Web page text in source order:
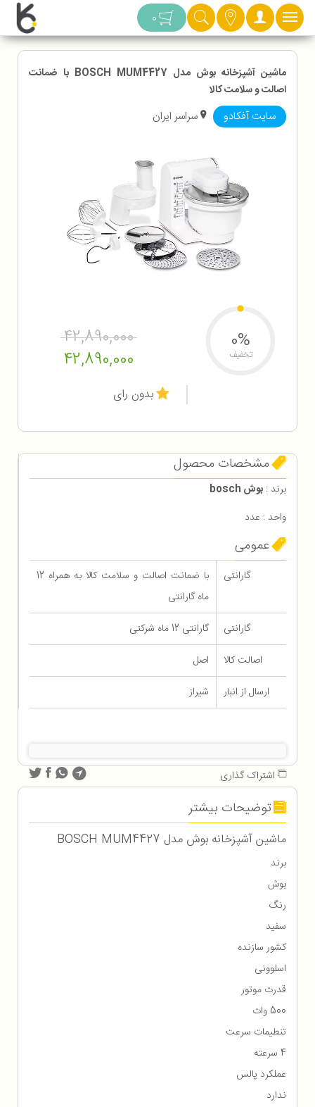
دسته بندی 0
ماشین آشپزخانه بوش مدل BOSCH MUM4427 با ضمانت
اصالت و سلامت کالا
سایت آفکادو سراسر ایران
42,890,000
42,890,000
0%
تخفیف
بدون رای
مشخصات محصول
برند : بوش bosch
واحد : عدد
عمومی
گارانتی
با ضمانت اصالت و سلامت کالا به همراه 12
ماه گارانتی
گارانتی
گارانتی 12 ماه شرکتی
اصالت کالا
اصل
ارسال از انبار
شیراز
اشتراک گذاری
توضیحات بیشتر
ماشین آشپزخانه بوش مدل BOSCH MUM4427
برند
بوش
رنگ
سفید
کشور سازنده
اسلوونی
قدرت موتور
500 وات
تنطیمات سرعت
4 سرعته
عملکرد پالس
ندارد